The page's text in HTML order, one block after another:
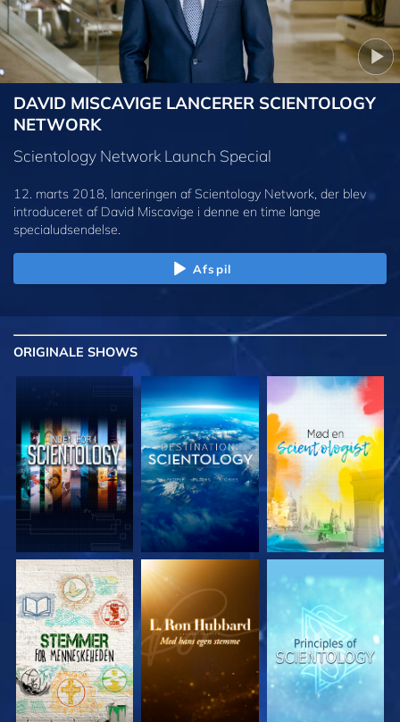
DAVID MISCAVIGE LANCERER SCIENTOLOGY
NETWORK
Scientology Network Launch Special
12. marts 2018, lanceringen af Scientology Network, der blev
introduceret af David Miscavige i denne en time lange
specialudsendelse.
Afspil
ORIGINALE SHOWS
UDFORSK SERIEN UDFORSK SERIEN UDFORSK SERIEN